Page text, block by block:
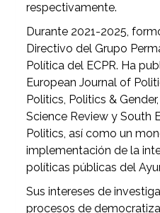
respectivamente.
Durante 2021-2025,
Directivo del Grupo
Política del ECPR. Ha
European Journal of
Politics, Politics &
Science Review y South
Politics, así como un
implementación de la
políticas públicas del
Sus intereses de
procesos de